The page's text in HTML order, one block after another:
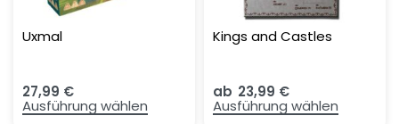
Uxmal
27,99 €
Ausführung wählen
Kings and Castles
ab 23,99 €
Ausführung wählen